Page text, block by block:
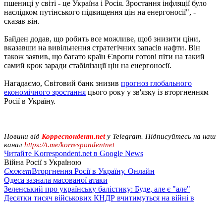
пшениці у світі - це Україна і Росія. Зростання інфляції було
наслідком путінського підвищення цін на енергоносії", -
сказав він.
Байден додав, що робить все можливе, щоб знизити ціни,
вказавши на вивільнення стратегічних запасів нафти. Він
також заявив, що багато країн Європи готові піти на такий
самий крок заради стабілізації цін на енергоносії.
Нагадаємо, Світовий банк знизив прогноз глобального
економічного зростання цього року у зв'язку із вторгненням
Росії в Україну.
Новини від Корреспондент.netу Telegram. Підписуйтесь на наш
канал https://t.me/korrespondentnet
Читайте Korrespondent.net в Google News
Війна Росії з Україною
СюжетВторгнення Росії в Україну. Онлайн
Одеса зазнала масованої атаки
Зеленський про українську балістику: Буде, але є "але"
Десятки тисяч військових КНДР вчитимуться на війні в